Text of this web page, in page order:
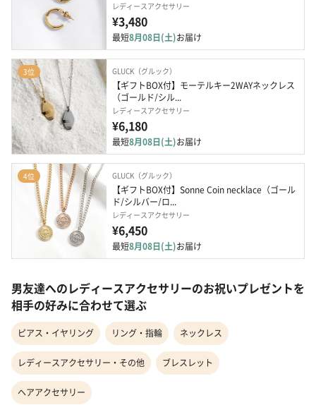
レディースアクセサリー
¥3,480
最短8月08日(土)お届け
3位 GLUCK（グルック）
【ギフトBOX付】モーテルキー2WAYネックレス
（ゴールド/シル...
レディースアクセサリー
¥6,180
最短8月08日(土)お届け
4位 GLUCK（グルック）
【ギフトBOX付】Sonne Coin necklace（ゴール
ド/シルバー/ロ...
レディースアクセサリー
¥6,450
最短8月08日(土)お届け
男友達へのレディースアクセサリーのお祝いプレゼントを
相手の好みに合わせて選ぶ
ピアス・イヤリング リング・指輪 ネックレス
レディースアクセサリー・その他 ブレスレット
ヘアアクセサリー